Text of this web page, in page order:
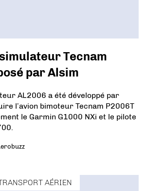
Tecnam
par Alsim
AL2006 a été développé par
l’avion bimoteur Tecnam P2006T
le Garmin G1000 NXi et le pilote
AÉRIEN